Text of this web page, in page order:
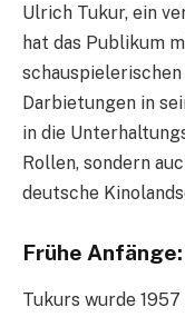
Ulrich Tukur, ein
hat das Publikum
Darbietungen in
in die
Rollen, sondern
deutsche
Frühe
Tukurs wurde